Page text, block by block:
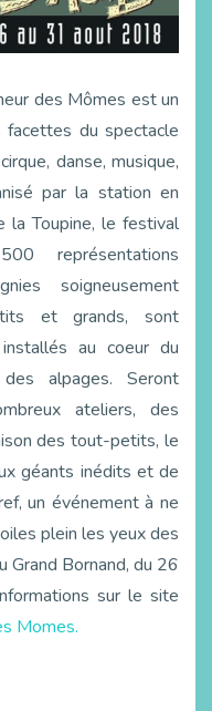
des Mômes est un
du spectacle
danse, musique,
par la station en
la Toupine, le festival
représentations
soigneusement
et grands, sont
au coeur du
alpages. Seront
ateliers, des
des tout-petits, le
géants inédits et de
un événement à ne
plein les yeux des
Grand Bornand, du 26
sur le site
Momes.